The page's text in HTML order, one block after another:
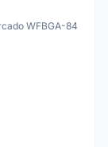
WFBGA-84